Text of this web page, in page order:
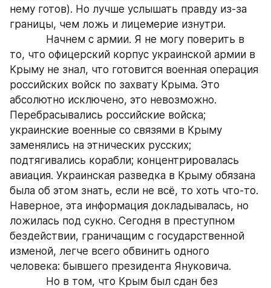
нему готов). Но лучше услышать правду из-за
границы, чем ложь и лицемерие изнутри.
Начнем с армии. Я не могу поверить в
то, что офицерский корпус украинской армии в
Крыму не знал, что готовится военная операция
российских войск по захвату Крыма. Это
абсолютно исключено, это невозможно.
Перебрасывались российские войска;
украинские военные со связями в Крыму
заменялись на этнических русских;
подтягивались корабли; концентрировалась
авиация. Украинская разведка в Крыму обязана
была об этом знать, если не всё, то хоть что-то.
Наверное, эта информация докладывалась, но
ложилась под сукно. Сегодня в преступном
бездействии, граничащим с государственной
изменой, легче всего обвинить одного
человека: бывшего президента Януковича.
Но в том, что Крым был сдан без